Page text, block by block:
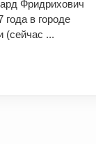
Фридрихович
в городе
(сейчас ...